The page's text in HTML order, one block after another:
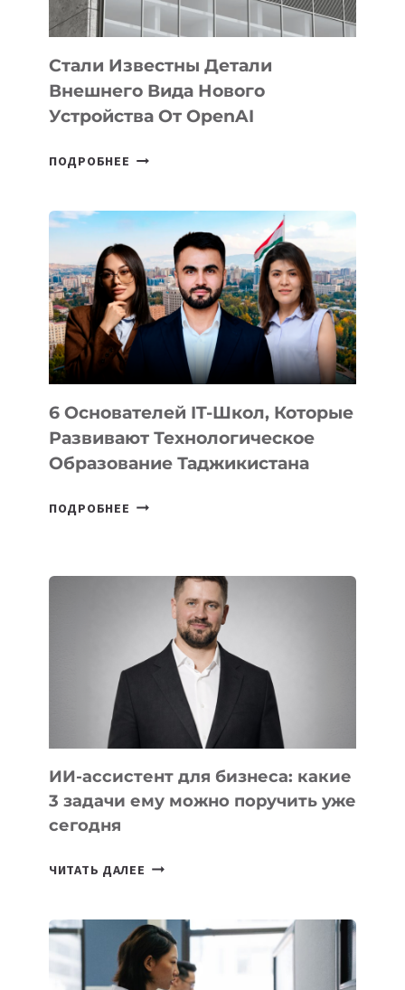
ИНТЕЛЛЕКТА
Стали Известны Детали
Внешнего Вида Нового
Устройства От OpenAI
ПОДРОБНЕЕ СТАЛИ
ВНЕШНЕГО
ВИДА
НОВОГО
УСТРОЙСТВА
ОТ
OPENAI
6 Основателей IT-Школ, Которые
Развивают Технологическое
Образование Таджикистана
ПОДРОБНЕЕ 6
КОТОРЫЕ
РАЗВИВАЮТ
ТЕХНОЛОГИЧЕСКОЕ
ОБРАЗОВАНИЕ
ТАДЖИКИСТАНА
ИИ-ассистент для бизнеса: какие
3 задачи ему можно поручить уже
сегодня
ЧИТАТЬ ДАЛЕЕ ИИ-
БИЗНЕСА:
КАКИЕ
3